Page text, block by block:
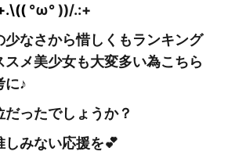
°ω° ))/.:+
少なさから惜しくもランキング
スメ美少女も大変多い為こちら
に♪
ったでしょうか？
しみない応援を💕